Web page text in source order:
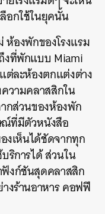
อกใช้ในยุคนั้น
องพักของโรงแรม
งที่พักแบบ Miami
ละห้องตกแต่งต่าง
วามคลาสสิกใน
กส่วนของห้องพัก
ณ์ที่มีตัวหนังสือ
งเห็นได้ชัดจากทุก
ริการได้ ส่วนใน
ฟังก์ชันสุดคลาสสิก
งร้านอาหาร คอฟฟี